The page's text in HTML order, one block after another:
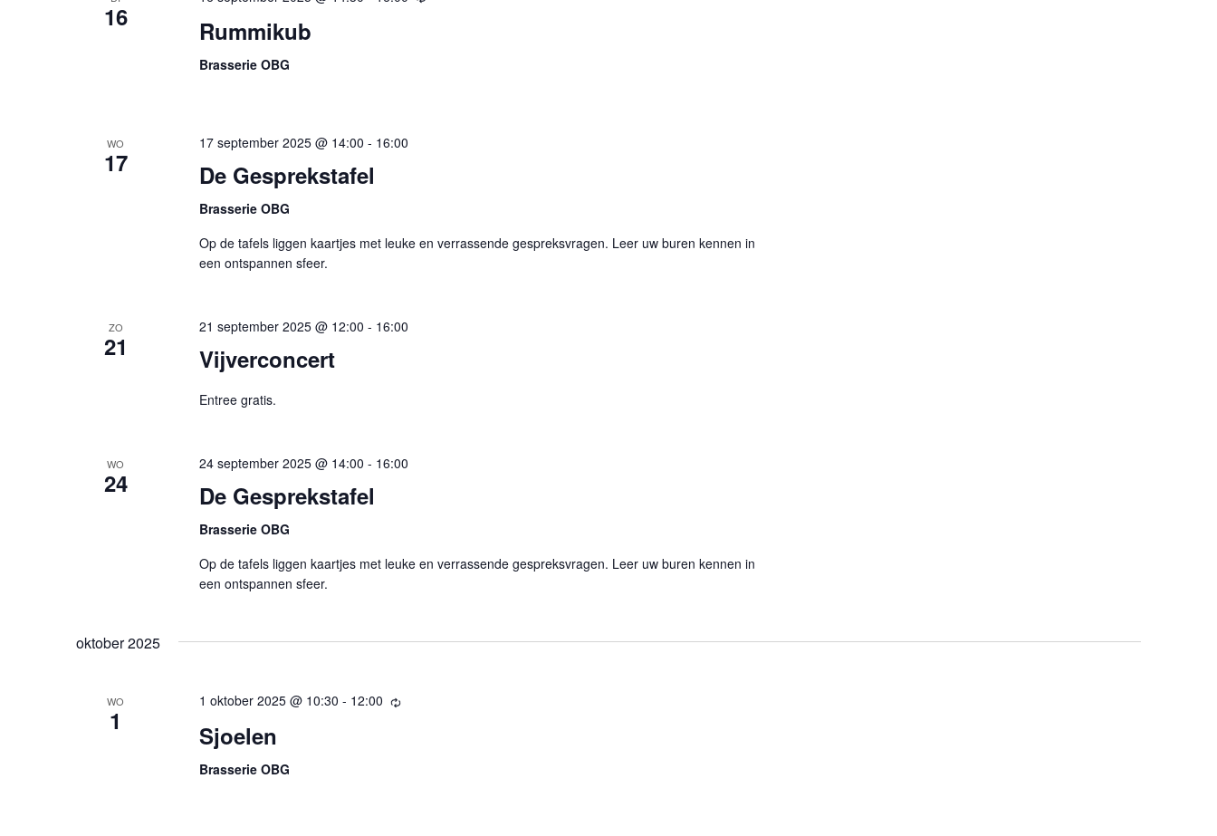
16 Rummikub
Brasserie OBG
WO
17
17 september 2025 @ 14:00 - 16:00
De Gesprekstafel
Brasserie OBG
Op de tafels liggen kaartjes met leuke en verrassende gespreksvragen. Leer uw buren kennen in
een ontspannen sfeer.
ZO
21
21 september 2025 @ 12:00 - 16:00
Vijverconcert
Entree gratis.
WO
24
24 september 2025 @ 14:00 - 16:00
De Gesprekstafel
Brasserie OBG
Op de tafels liggen kaartjes met leuke en verrassende gespreksvragen. Leer uw buren kennen in
een ontspannen sfeer.
oktober 2025
WO
1
1 oktober 2025 @ 10:30 - 12:00 Terugkerend
Sjoelen
Brasserie OBG